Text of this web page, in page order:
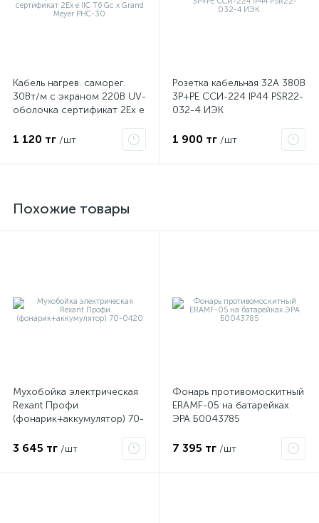
Кабель нагрев. саморег.
30Вт/м с экраном 220В UV-
оболочка сертификат 2Ex e
PHC-30
1 120 тг /шт
Розетка кабельная 32А 380В
3P+PЕ ССИ-224 IP44 PSR22-
032-4 ИЭК
1 900 тг /шт
Похожие товары
Мухобойка электрическая
Rexant Профи
(фонарик+аккумулятор) 70-
3 645 тг /шт
Фонарь противомоскитный
ERAMF-05 на батарейках
ЭРА Б0043785
7 395 тг /шт